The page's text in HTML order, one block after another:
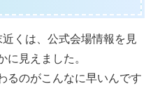
くは、公式会場情報を見
に見えました。
るのがこんなに早いんです